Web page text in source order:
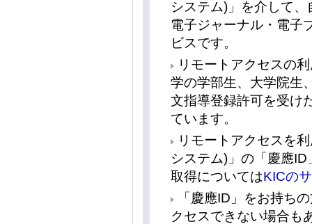
システム)」を介して
電子ジャーナル・電子
ビスです。
リモートアクセスの
学の学部生、大学院生
文指導登録許可を受け
ています。
リモートアクセスを
システム)」の「慶應
取得についてはKICの
「慶應ID」をお持ち
クセスできない場合も